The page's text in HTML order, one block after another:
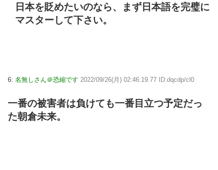
日本を貶めたいのなら、まず日本語を完璧に
マスターして下さい。
6: 名無しさん＠恐縮です 2022/09/26(月) 02:46:19.77 ID:dqcdp/cl0
一番の被害者は負けても一番目立つ予定だっ
た朝倉未来。